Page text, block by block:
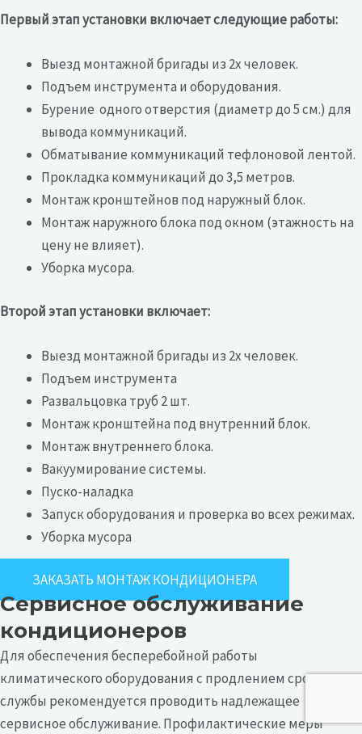
Первый этап установки включает следующие работы:
Выезд монтажной бригады из 2х человек.
Подъем инструмента и оборудования.
Бурение одного отверстия (диаметр до 5 см.) для
вывода коммуникаций.
Обматывание коммуникаций тефлоновой лентой.
Прокладка коммуникаций до 3,5 метров.
Монтаж кронштейнов под наружный блок.
Монтаж наружного блока под окном (этажность на
цену не влияет).
Уборка мусора.
Второй этап установки включает:
Выезд монтажной бригады из 2х человек.
Подъем инструмента
Развальцовка труб 2 шт.
Монтаж кронштейна под внутренний блок.
Монтаж внутреннего блока.
Вакуумирование системы.
Пуско-наладка
Запуск оборудования и проверка во всех режимах.
Уборка мусора
ЗАКАЗАТЬ МОНТАЖ КОНДИЦИОНЕРА
Сервисное обслуживание
кондиционеров
Для обеспечения бесперебойной работы
климатического оборудования с продлением срока его
службы рекомендуется проводить надлежащее
сервисное обслуживание. Профилактические меры